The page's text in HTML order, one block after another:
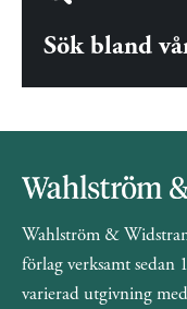
Sök bland
Wahlström &
förlag verksamt
varierad utgivning